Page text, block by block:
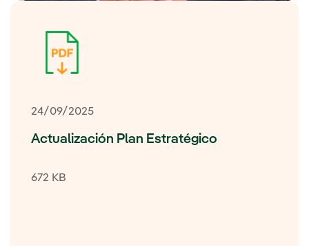
24/09/2025
Actualización Plan Estratégico
672 KB